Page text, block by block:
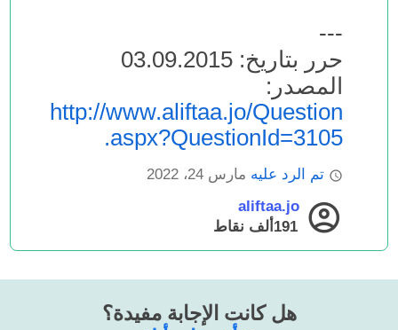
---
حرر بتاريخ: 03.09.2015
المصدر:
http://www.aliftaa.jo/Question
.aspx?QuestionId=3105
تم الرد عليه مارس 24، 2022
aliftaa.jo
191ألف
نقاط
هل كانت الإجابة مفيدة؟